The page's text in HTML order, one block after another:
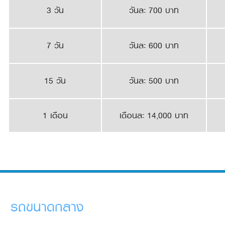
3 วัน วันละ 700 บาท
7 วัน วันละ 600 บาท
15 วัน วันละ 500 บาท
1 เดือน เดือนละ 14,000 บาท
รถขนาดกลาง